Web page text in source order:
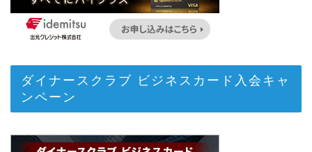
ダイナースクラブ ビジネスカード入会キャ
ンペーン